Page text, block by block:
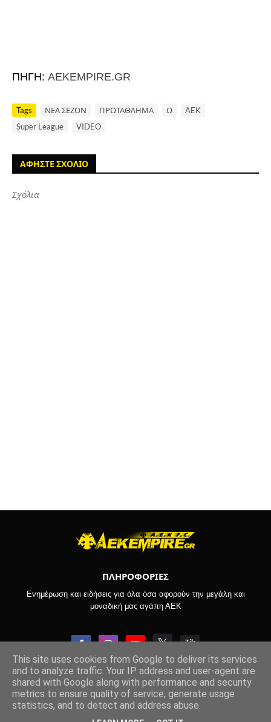
ΠΗΓΗ: AEKEMPIRE.GR
Tags ΝΕΑ ΣΕΖΟΝ ΠΡΩΤΑΘΛΗΜΑ Ω
AEK
Super League
VIDEO
ΑΦΗΣΤΕ ΣΧΟΛΙΟ
Σχόλια
ΠΛΗΡΟΦΟΡΙΕΣ
Ενημέρωση και ειδήσεις για όλα όσα αφορούν την μεγάλη και
μοναδική μας αγάπη ΑΕΚ
Copyright © 2022-2026 -Aekempire.Gr
This site uses cookies from Google to deliver its services
and to analyze traffic. Your IP address and user-agent are
shared with Google along with performance and security
metrics to ensure quality of service, generate usage
statistics, and to detect and address abuse.